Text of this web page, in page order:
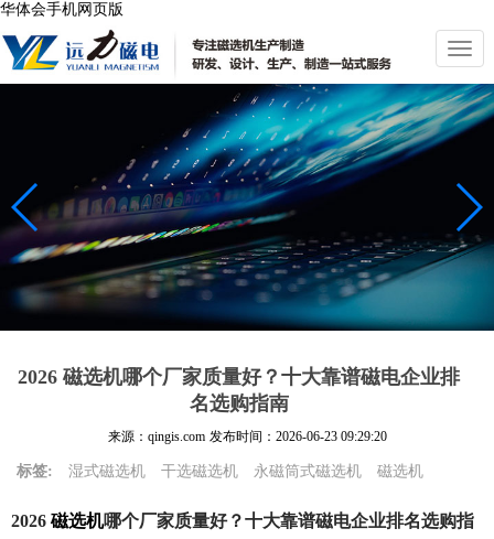
华体会手机网页版
切
换
导
航
2026 磁选机哪个厂家质量好？十大靠谱磁电企业排
名选购指南
来源：qingis.com 发布时间： 2026-06-23 09:29:20
标签: 湿式磁选机 干选磁选机 永磁筒式磁选机 磁选机
2026 磁选机哪个厂家质量好？十大靠谱磁电企业排名选购指